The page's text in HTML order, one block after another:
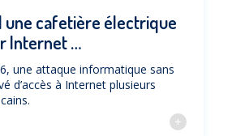
une cafetière électrique
Internet …
une attaque informatique sans
d’accès à Internet plusieurs